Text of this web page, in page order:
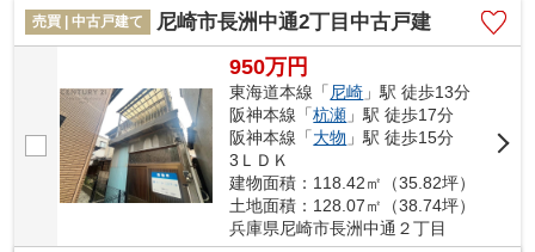
み良い環境が整っているので、不動産を購入するにはお勧めの地
域ですよ。
売買 | 中古戸建て 尼崎市長洲中通2丁目中古戸建
950万円
東海道本線「 尼崎 」駅 徒歩13分
阪神本線「杭瀬 」駅 徒歩17分
阪神本線「大物 」駅 徒歩15分
3ＬＤＫ
建物面積：118.42㎡（35.82坪）
土地面積：128.07㎡（38.74坪）
兵庫県尼崎市長洲中通２丁目